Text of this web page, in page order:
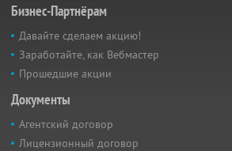
Бизнес-Партнёрам
Давайте сделаем акцию!
Заработайте, как Вебмастер
Прошедшие акции
Документы
Агентский договор
Лицензионный договор